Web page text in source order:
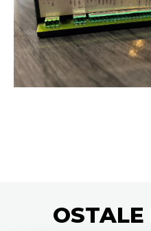
OSTALE